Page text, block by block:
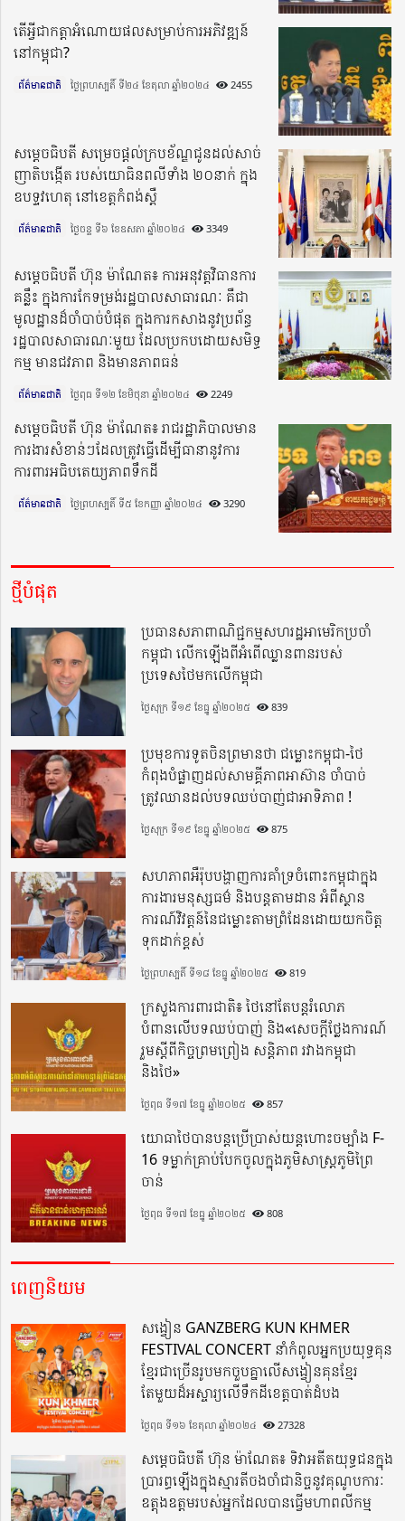
តើអ្វីជាកត្តាអំណោយផលសម្រាប់ការអភិវឌ្ឍន៍
នៅកម្ពុជា?
ព័ត៌មានជាតិ ថ្ងៃព្រហស្បតិ៍ ទី២៤ ខែតុលា ឆ្នាំ២០២៤​ 2455
សម្តេចធិបតី សម្រេចផ្តល់ក្របខ័ណ្ឌជូនដល់សាច់
ញាតិបង្កើត របស់យោធិនពលីទាំង ២០នាក់ ក្នុង
ឧបទ្ទវហេតុ នៅខេត្តកំពង់ស្ពឺ
ព័ត៌មានជាតិ ថ្ងៃចន្ទ ទី៦ ខែឧសភា ឆ្នាំ២០២៤​ 3349
សម្តេចធិបតី ហ៊ុន ម៉ាណែត៖ ការអនុវត្តវិធានការ
គន្លឹះ ក្នុងការកែទម្រង់រដ្ឋបាលសាធារណៈ គឺជា
មូលដ្ឋានដ៏ចាំបាច់បំផុត ក្នុងការកសាងនូវប្រព័ន្ធ
រដ្ឋបាលសាធារណៈមួយ ដែលប្រកបដោយសមិទ្ធ
កម្ម មានជវភាព និងមានភាពធន់
ព័ត៌មានជាតិ ថ្ងៃពុធ ទី១២ ខែមិថុនា ឆ្នាំ២០២៤​ 2249
សម្តេចធិបតី ហ៊ុន ម៉ាណែត៖ រាជរដ្ឋាភិបាលមាន
ការងារសំខាន់ៗដែលត្រូវធ្វើដើម្បីធានានូវការ
ការពារអធិបតេយ្យភាពទឹកដី
ព័ត៌មានជាតិ ថ្ងៃព្រហស្បតិ៍ ទី៥ ខែកញ្ញា ឆ្នាំ២០២៤​ 3290
ថ្មីបំផុត
ប្រធានសភាពាណិជ្ជកម្មសហរដ្ឋអាមេរិកប្រចាំ
កម្ពុជា លើកឡើងពីអំពើឈ្លានពានរបស់
ប្រទេសថៃមកលើកម្ពុជា
ថ្ងៃសុក្រ ទី១៩ ខែធ្នូ ឆ្នាំ២០២៥ 839
ប្រមុខការទូតចិនព្រមានថា ជម្លោះកម្ពុជា-ថៃ
កំពុងបំផ្លាញដល់សាមគ្គីភាពអាស៊ាន ចាំបាច់
ត្រូវឈានដល់បទឈប់បាញ់ជាអាទិភាព !
ថ្ងៃសុក្រ ទី១៩ ខែធ្នូ ឆ្នាំ២០២៥ 875
សហភាពអឺរ៉ុបបង្ហាញការគាំទ្រចំពោះកម្ពុជាក្នុង
ការងារមនុស្សធម៌ និងបន្តតាមដាន អំពីស្ថាន
ការណ៍វិវត្តន៍នៃជម្លោះតាមព្រំដែនដោយយកចិត្ត
ទុកដាក់ខ្ពស់
ថ្ងៃព្រហស្បតិ៍ ទី១៨ ខែធ្នូ ឆ្នាំ២០២៥ 819
ក្រសួងការពារជាតិ៖ ថៃនៅតែបន្តរំលោភ
បំពានលើបទឈប់បាញ់ និង«សេចក្តីថ្លែងការណ៍
រួមស្តីពីកិច្ចព្រមព្រៀង សន្តិភាព រវាងកម្ពុជា
និងថៃ»
ថ្ងៃពុធ ទី១៧ ខែធ្នូ ឆ្នាំ២០២៥ 857
យោធាថៃបានបន្តប្រើប្រាស់យន្តហោះចម្បាំង F-
16 ទម្លាក់គ្រាប់បែកចូលក្នុងភូមិសាស្ត្រភូមិព្រៃ
ចាន់
ថ្ងៃពុធ ទី១៧ ខែធ្នូ ឆ្នាំ២០២៥ 808
ពេញនិយម
សង្វៀន GANZBERG KUN KHMER
FESTIVAL CONCERT នាំកំពូលអ្នកប្រយុទ្ធគុន
ខ្មែរជាច្រើនរូបមកចួបគ្នាលើសង្វៀនគុនខ្មែរ
តែមួយដ៏អស្ចារ្យលើទឹកដីខេត្តបាត់ដំបង
ថ្ងៃពុធ ទី១៦ ខែតុលា ឆ្នាំ២០២៤ 27328
សម្តេចធិបតី ហ៊ុន ម៉ាណែត៖ ទិវាអតីតយុទ្ធជនក្នុង
ប្រារព្ធឡើងក្នុងស្មារតីចងចាំជានិច្ចនូវគុណូបការៈ
ឧត្តុងឧត្តមរបស់អ្នកដែលបានធ្វើមហាពលីកម្ម